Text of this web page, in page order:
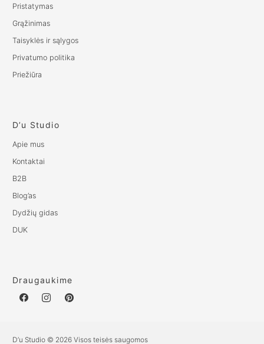
Pristatymas
Grąžinimas
Taisyklės ir sąlygos
Privatumo politika
Priežiūra
D’u Studio
Apie mus
Kontaktai
B2B
Blog’as
Dydžių gidas
DUK
Draugaukime
D’u Studio © 2026 Visos teisės saugomos